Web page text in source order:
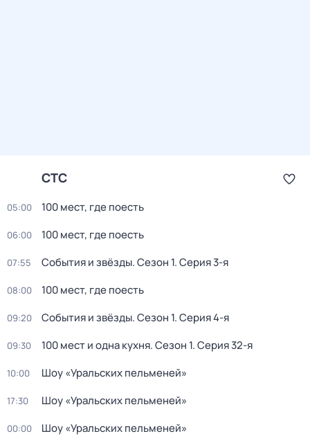
СТС
05:00 100 мест, где поесть
06:00 100 мест, где поесть
07:55 События и звёзды. Сезон 1. Серия 3-я
08:00 100 мест, где поесть
09:20 События и звёзды. Сезон 1. Серия 4-я
09:30 100 мест и одна кухня. Сезон 1. Серия 32-я
10:00 Шоу «Уральских пельменей»
17:30 Шоу «Уральских пельменей»
00:00 Шоу «Уральских пельменей»